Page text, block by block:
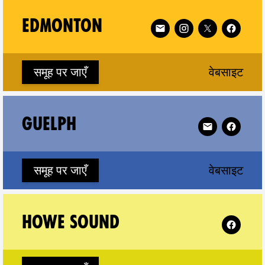
Cowichan on
EDMONTON Follow XR Edmonton on
समूह पर जाएँ वेबसाइट
Fraser Valley on
GUELPH Follow XR
समूह पर जाएँ वेबसाइट
on
HOWE SOUND Follow